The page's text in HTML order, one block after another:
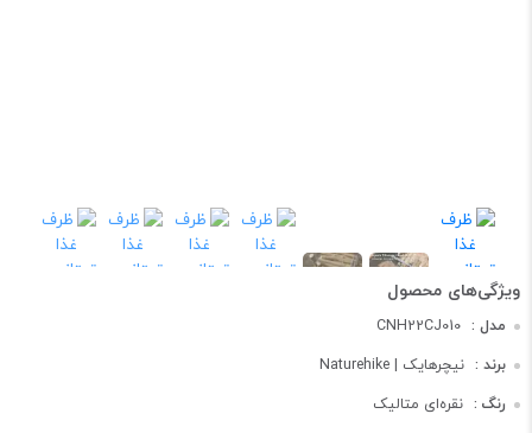
مدل : CNH22CJ010
برند : نیچرهایک | Naturehike
رنگ : نقره‌ای متالیک